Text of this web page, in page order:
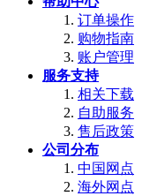
订单操作
购物指南
账户管理
服务支持
相关下载
自助服务
售后政策
公司分布
中国网点
海外网点